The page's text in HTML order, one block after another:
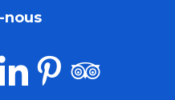
nous